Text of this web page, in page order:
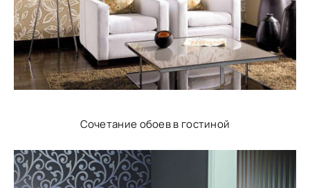
Сочетание обоев в гостиной